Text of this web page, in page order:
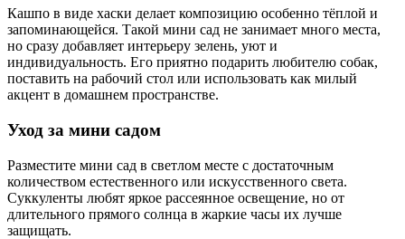
Кашпо в виде хаски делает композицию особенно тёплой и
запоминающейся. Такой мини сад не занимает много места,
но сразу добавляет интерьеру зелень, уют и
индивидуальность. Его приятно подарить любителю собак,
поставить на рабочий стол или использовать как милый
акцент в домашнем пространстве.
Уход за мини садом
Разместите мини сад в светлом месте с достаточным
количеством естественного или искусственного света.
Суккуленты любят яркое рассеянное освещение, но от
длительного прямого солнца в жаркие часы их лучше
защищать.